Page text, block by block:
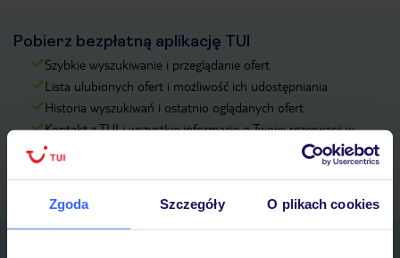
Zgoda Szczegóły O plikach cookies
Pobierz bezpłatną aplikację TUI
Szybkie wyszukiwanie i przeglądanie ofert
Lista ulubionych ofert i możliwość ich udostępniania
Historia wyszukiwań i ostatnio oglądanych ofert
Kontakt z TUI i wszystkie informacje o Twojej rezerwacji w
myTUI